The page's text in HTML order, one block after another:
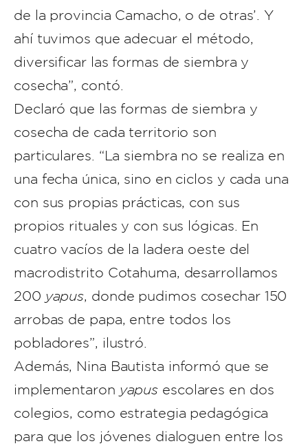
de la provincia Camacho, o de otras’. Y
ahí tuvimos que adecuar el método,
diversificar las formas de siembra y
cosecha”, contó.
Declaró que las formas de siembra y
cosecha de cada territorio son
particulares. “La siembra no se realiza en
una fecha única, sino en ciclos y cada una
con sus propias prácticas, con sus
propios rituales y con sus lógicas. En
cuatro vacíos de la ladera oeste del
macrodistrito Cotahuma, desarrollamos
200 yapus, donde pudimos cosechar 150
arrobas de papa, entre todos los
pobladores”, ilustró.
Además, Nina Bautista informó que se
implementaron yapus escolares en dos
colegios, como estrategia pedagógica
para que los jóvenes dialoguen entre los